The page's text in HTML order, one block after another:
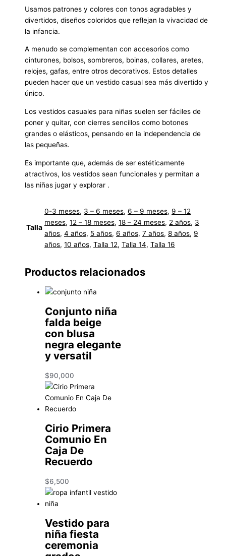
Usamos patrones y colores con tonos agradables y
divertidos, diseños coloridos que reflejan la vivacidad de
la infancia.
A menudo se complementan con accesorios como
cinturones, bolsos, sombreros, boinas, collares, aretes,
relojes, gafas, entre otros decorativos. Estos detalles
pueden hacer que un vestido casual sea más divertido y
único.
Los vestidos casuales para niñas suelen ser fáciles de
poner y quitar, con cierres sencillos como botones
grandes o elásticos, pensando en la independencia de
las pequeñas.
Es importante que, además de ser estéticamente
atractivos, los vestidos sean funcionales y permitan a
las niñas jugar y explorar .
Talla
0-3 meses, 3 – 6 meses,6 – 9 meses, 9 – 12
meses,12 – 18 meses,18 – 24 meses, 2 años, 3
años,4 años, 5 años,6 años,7 años,8 años, 9
años,10 años,Talla 12,Talla 14,Talla 16
Productos relacionados
Conjunto niña
falda beige
con blusa
negra elegante
y versatil
$90,000
Cirio Primera
Comunio En
Caja De
Recuerdo
$6,500
Vestido para
niña fiesta
ceremonia